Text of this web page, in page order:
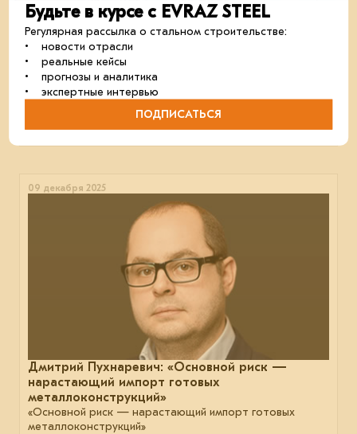
Только для авторизованных
Что мешает вырастить новое поколение
инженеров?
Основатель и главный инженер проектного бюро
«Техно-Парк» Дмитрий Аксельрод — о том, почему
металлостроительство не представляет интереса для
отрасль мнение кадры
09 декабря 2025
Дмитрий Пухнаревич: «Основной риск —
нарастающий импорт готовых
металлоконструкций»
«Основной риск — нарастающий импорт готовых
металлоконструкций»
Будьте в курсе с EVRAZ STEEL
Регулярная рассылка о стальном строительстве:
• новости отрасли
• реальные кейсы
• прогнозы и аналитика
• экспертные интервью
ПОДПИСАТЬСЯ